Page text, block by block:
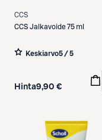
CCS
CCS Jalkavoide 75 ml
Keskiarvo5 / 5
Hinta9,90 €